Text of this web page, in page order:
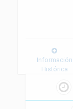
Información
Histórica